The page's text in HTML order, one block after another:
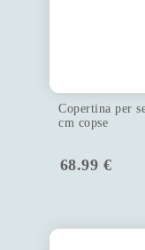
Copertina per
cm copse
68.99 €